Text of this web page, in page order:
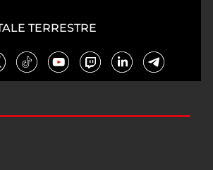
TERRESTRE